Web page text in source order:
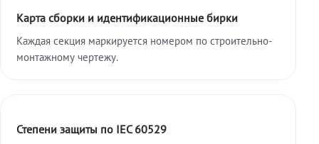
Карта сборки и идентификационные бирки
Каждая секция маркируется номером по строительно-
монтажному чертежу.
Степени защиты по IEC 60529